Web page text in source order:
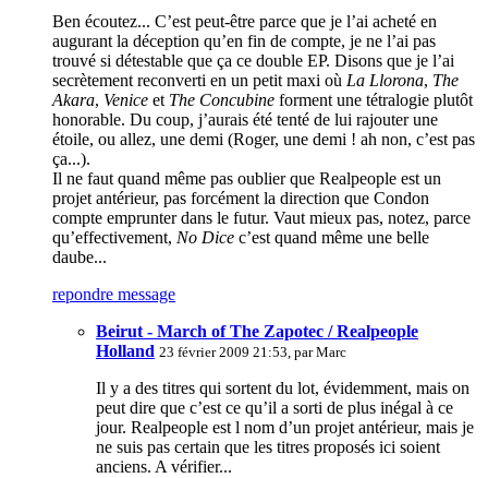
Ben écoutez... C’est peut-être parce que je l’ai acheté en
augurant la déception qu’en fin de compte, je ne l’ai pas
trouvé si détestable que ça ce double EP. Disons que je l’ai
secrètement reconverti en un petit maxi où La Llorona, The
Akara, Venice et The Concubine forment une tétralogie plutôt
honorable. Du coup, j’aurais été tenté de lui rajouter une
étoile, ou allez, une demi (Roger, une demi ! ah non, c’est pas
ça...).
Il ne faut quand même pas oublier que Realpeople est un
projet antérieur, pas forcément la direction que Condon
compte emprunter dans le futur. Vaut mieux pas, notez, parce
qu’effectivement, No Dice c’est quand même une belle
daube...
repondre message
Beirut - March of The Zapotec / Realpeople
Holland 23 février 2009 21:53, parMarc
Il y a des titres qui sortent du lot, évidemment, mais on
peut dire que c’est ce qu’il a sorti de plus inégal à ce
jour. Realpeople est l nom d’un projet antérieur, mais je
ne suis pas certain que les titres proposés ici soient
anciens. A vérifier...